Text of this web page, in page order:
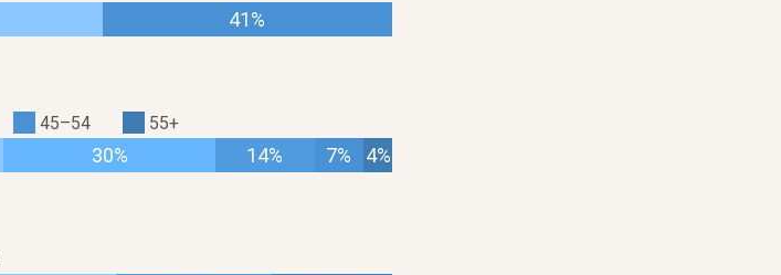
41%
45–54 55+
30% 14% 7% 4%